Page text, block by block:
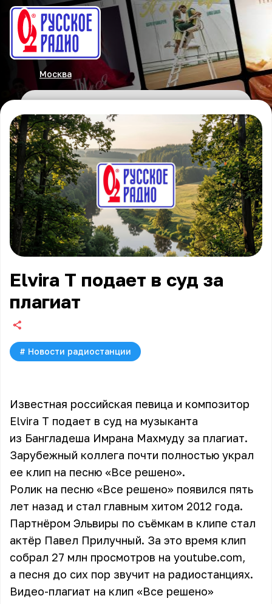
Москва
Elvira T подает в суд за
плагиат
# Новости радиостанции
Известная российская певица и композитор
Elvira T подает в суд на музыканта
из Бангладеша Имрана Махмуду за плаги​а​т.
Зарубежный коллега почти полностью украл
ее клип на песню «Все решено».
Ролик на песню «Все решено» появился пять
лет назад и стал главным хитом 2012 года.
Партнёром Эльвиры по съёмкам в клипе стал
актёр Павел Прилучный. За это время клип
собрал 27 млн просмотров на youtube.com,
а песня до сих пор звучит на радиостанциях.
Видео-плагиат на клип «Все решено»